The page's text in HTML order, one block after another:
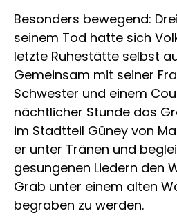
Besonders bewegend:
seinem Tod hatte sich
letzte Ruhestätte selbst
Gemeinsam mit seiner
Schwester und einem
nächtlicher Stunde das
im Stadtteil Güney von
er unter Tränen und
gesungenen Liedern den
Grab unter einem alten
begraben zu werden.